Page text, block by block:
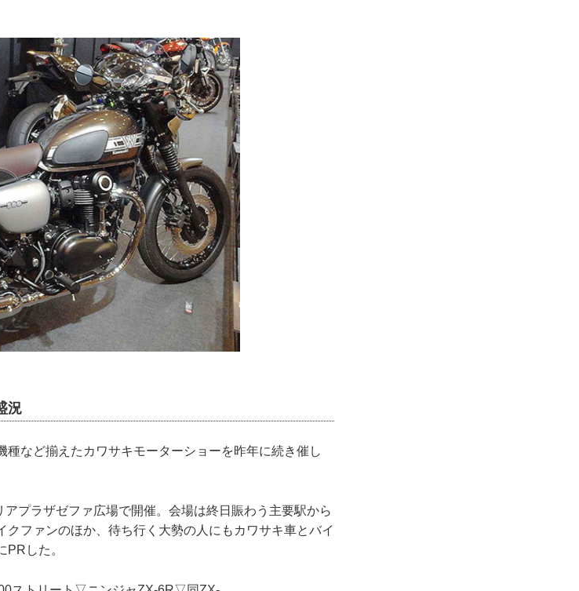
況
など揃えたカワサキモーターショーを昨年に続き催し
プラザゼファ広場で開催。会場は終日賑わう主要駅から
ファンのほか、待ち行く大勢の人にもカワサキ車とバイ
した。